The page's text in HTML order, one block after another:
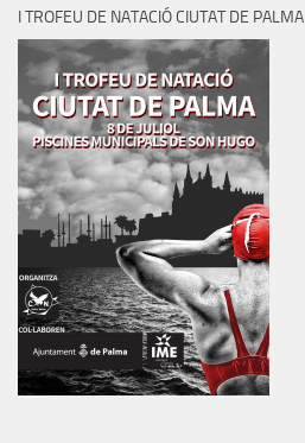
I TROFEU DE NATACIÓ CIUTAT DE PALMA